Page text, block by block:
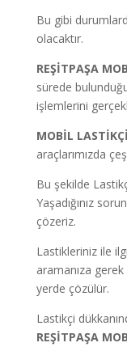
Bu gibi
olacaktır.
REŞİTPAŞA
sürede
işlemlerini
MOBİL LASTİKÇİ
araçlarımızda
Bu şekilde
Yaşadığınız
çözeriz.
Lastikleriniz ile
aramanıza
yerde çözülür.
Lastikçi
REŞİTPAŞA